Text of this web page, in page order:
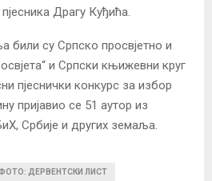
Драгу Куђића.
били су Српско просвјетно и
и Српски књижевни круг
пјеснички конкурс за избор
пријавио се 51 аутор из
Србије и других земаља.
ФОТО: ДЕРВЕНТСКИ ЛИСТ